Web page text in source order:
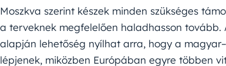
Moszkva szerint készek minden szükséges
a terveknek megfelelően haladhasson
alapján lehetőség nyílhat arra, hogy a
lépjenek, miközben Európában egyre többen